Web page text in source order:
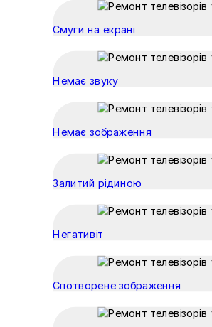
Смуги на екрані
Немає звуку
Немає зображення
Залитий рідиною
Негативіт
Спотворене зображення